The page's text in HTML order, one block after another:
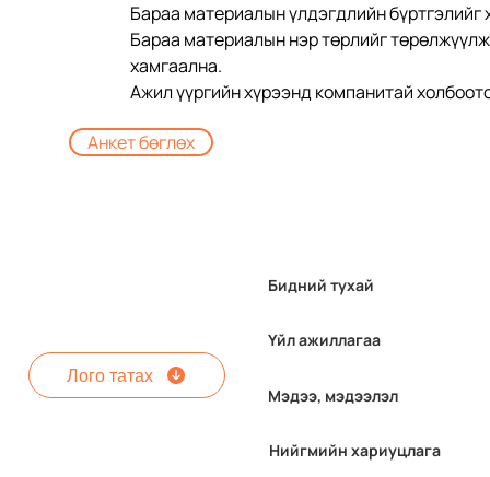
Бараа материалын үлдэгдлийн
Бараа материалын нэр төрлийг
хамгаална.
Ажил үүргийн хүрээнд компанитай
Анкет бөглөх
Лого татах
Бидний тухай
Үйл ажиллагаа
Мэдээ, мэдээлэл
Нийгмийн хариуцлага